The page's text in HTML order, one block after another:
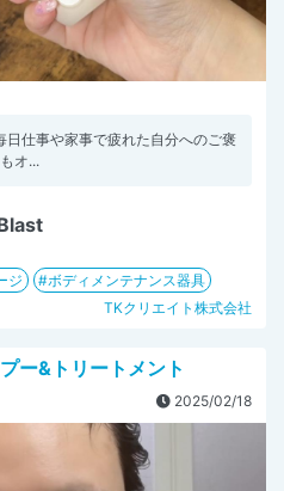
日仕事や家事で疲れた自分へのご褒
オ...
ジ
ボディメンテナンス器具
TKクリエイト株式会社
ー&トリートメント
2025/02/18